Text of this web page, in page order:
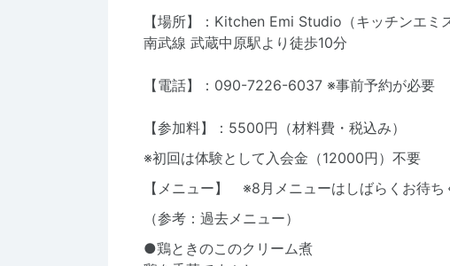
【場所】：Kitchen Emi Studio（キッチンエミ
南武線 武蔵中原駅より徒歩10分
【電話】：090-7226-6037 ※事前予約が必要
【参加料】：5500円（材料費・税込み）
※初回は体験として入会金（12000円）不要
【 メニュー】 ※8月メニューはしばらくお待ち
（参考：過去メニュー）
●鶏ときのこのクリーム煮